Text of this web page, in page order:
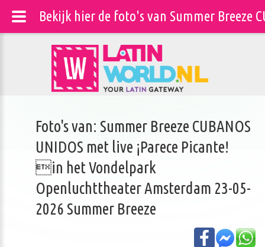
Foto's van: Summer Breeze CUBANOS
UNIDOS met live ¡Parece Picante!
in het Vondelpark
Openluchttheater Amsterdam 23-05-
2026 Summer Breeze
Bekijk hier de foto's van Summer Breeze